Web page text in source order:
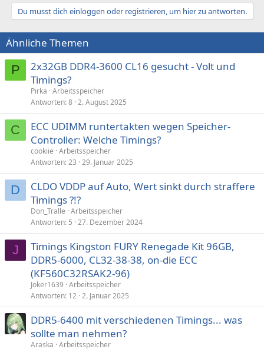
Du musst dich einloggen oder registrieren, um hier zu antworten.
Ähnliche Themen
P
2x32GB DDR4-3600 CL16 gesucht - Volt und
Timings?
Pirka Arbeitsspeicher
Antworten 8 2. August 2025
C
ECC UDIMM runtertakten wegen Speicher-
Controller: Welche Timings?
cookiie Arbeitsspeicher
Antworten 23 29. Januar 2025
D
CLDO VDDP auf Auto, Wert sinkt durch straffere
Timings ?!?
Don_Tralle Arbeitsspeicher
Antworten 5 27. Dezember 2024
J
Timings Kingston FURY Renegade Kit 96GB,
DDR5-6000, CL32-38-38, on-die ECC
(KF560C32RSAK2-96)
Joker1639 Arbeitsspeicher
Antworten 12 2. Januar 2025
DDR5-6400 mit verschiedenen Timings... was
sollte man nehmen?
Araska Arbeitsspeicher